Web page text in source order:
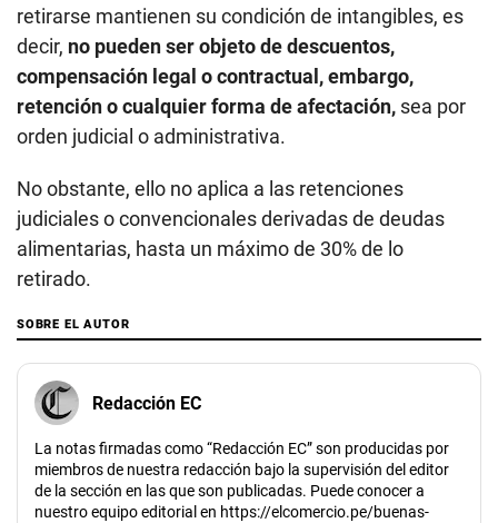
retirarse mantienen su condición de intangibles, es
decir, no pueden ser objeto de descuentos,
compensación legal o contractual, embargo,
retención o cualquier forma de afectación, sea por
orden judicial o administrativa.
No obstante, ello no aplica a las retenciones
judiciales o convencionales derivadas de deudas
alimentarias, hasta un máximo de 30% de lo
retirado.
SOBRE EL AUTOR
Redacción EC
La notas firmadas como “Redacción EC” son producidas por
miembros de nuestra redacción bajo la supervisión del editor
de la sección en las que son publicadas. Puede conocer a
nuestro equipo editorial en https://elcomercio.pe/buenas-